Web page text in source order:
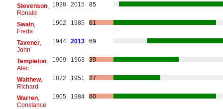
Stevenson,
Ronald
1928 2015 85
Swain,
Freda
1902 1985 61
Tavener,
John
1944 2013 69
Templeton,
Alec
1909 1963 39
Walthew,
Richard
1872 1951 27
Warren,
Constance
1905 1984 60